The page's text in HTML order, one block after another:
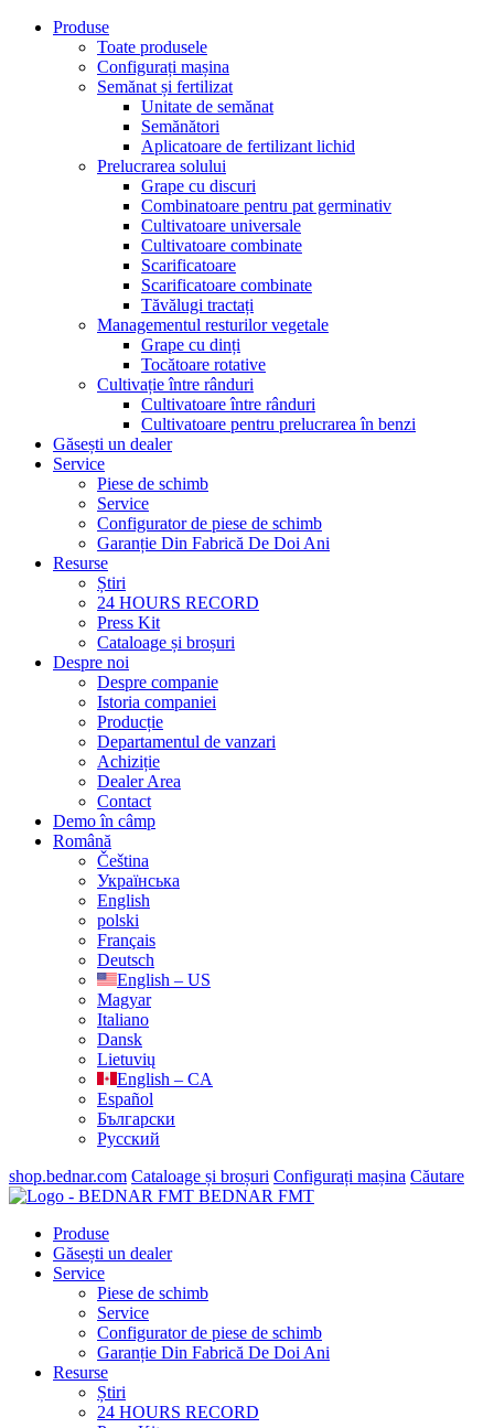
Produse
Toate produsele
Configurați mașina
Semănat și fertilizat
Unitate de semănat
Semănători
Aplicatoare de fertilizant lichid
Prelucrarea solului
Grape cu discuri
Combinatoare pentru pat germinativ
Cultivatoare universale
Cultivatoare combinate
Scarificatoare
Scarificatoare combinate
Tăvălugi tractați
Managementul resturilor vegetale
Grape cu dinți
Tocătoare rotative
Cultivație între rânduri
Cultivatoare între rânduri
Cultivatoare pentru prelucrarea în benzi
Găsești un dealer
Service
Piese de schimb
Service
Configurator de piese de schimb
Garanție Din Fabrică De Doi Ani
Resurse
Știri
24 HOURS RECORD
Press Kit
Cataloage și broșuri
Despre noi
Despre companie
Istoria companiei
Producție
Departamentul de vanzari
Achiziție
Dealer Area
Contact
Demo în câmp
Română
Čeština
Українська
English
polski
Français
Deutsch
English – US
Magyar
Italiano
Dansk
Lietuvių
English – CA
Español
Български
Русский
shop.bednar.com Cataloage și broșuri Configurați mașina Căutare
BEDNAR FMT
Produse
Găsești un dealer
Service
Piese de schimb
Service
Configurator de piese de schimb
Garanție Din Fabrică De Doi Ani
Resurse
Știri
24 HOURS RECORD